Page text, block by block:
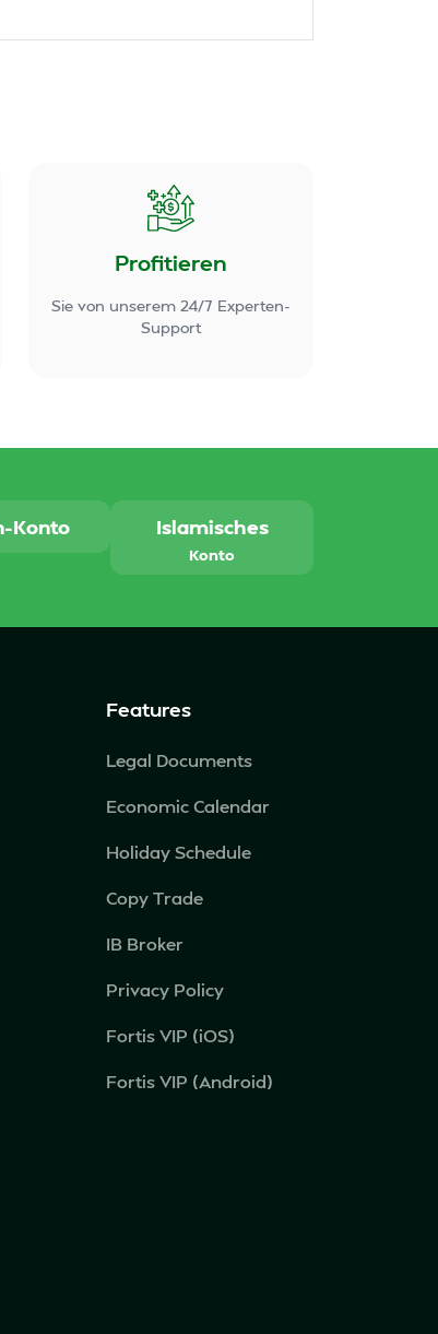
Profitieren
Sie von unserem 24/7 Experten-
Support
Konto Islamisches
Konto
Features
Legal Documents
Economic Calendar
Holiday Schedule
Copy Trade
IB Broker
Privacy Policy
Fortis VIP (iOS)
Fortis VIP (Android)